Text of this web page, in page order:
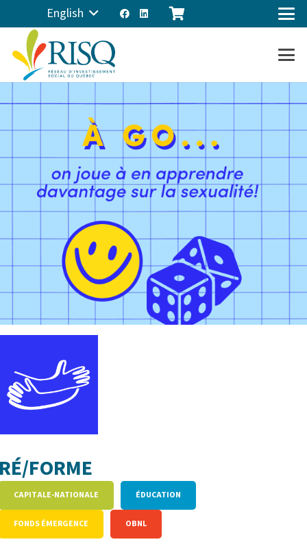
English
FORME
CAPITALE-NATIONALE ÉDUCATION
FONDS ÉMERGENCE OBNL